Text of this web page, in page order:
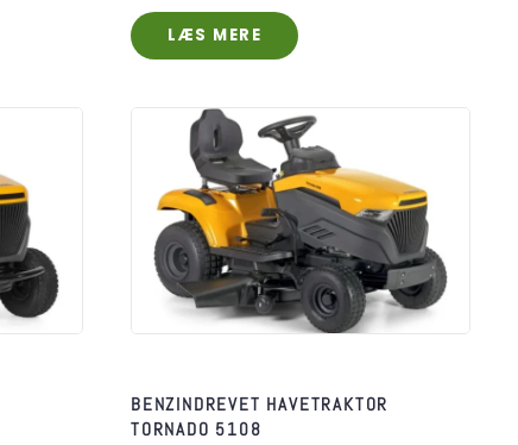
LÆS MERE
BENZINDREVET HAVETRAKTOR
TORNADO 5108